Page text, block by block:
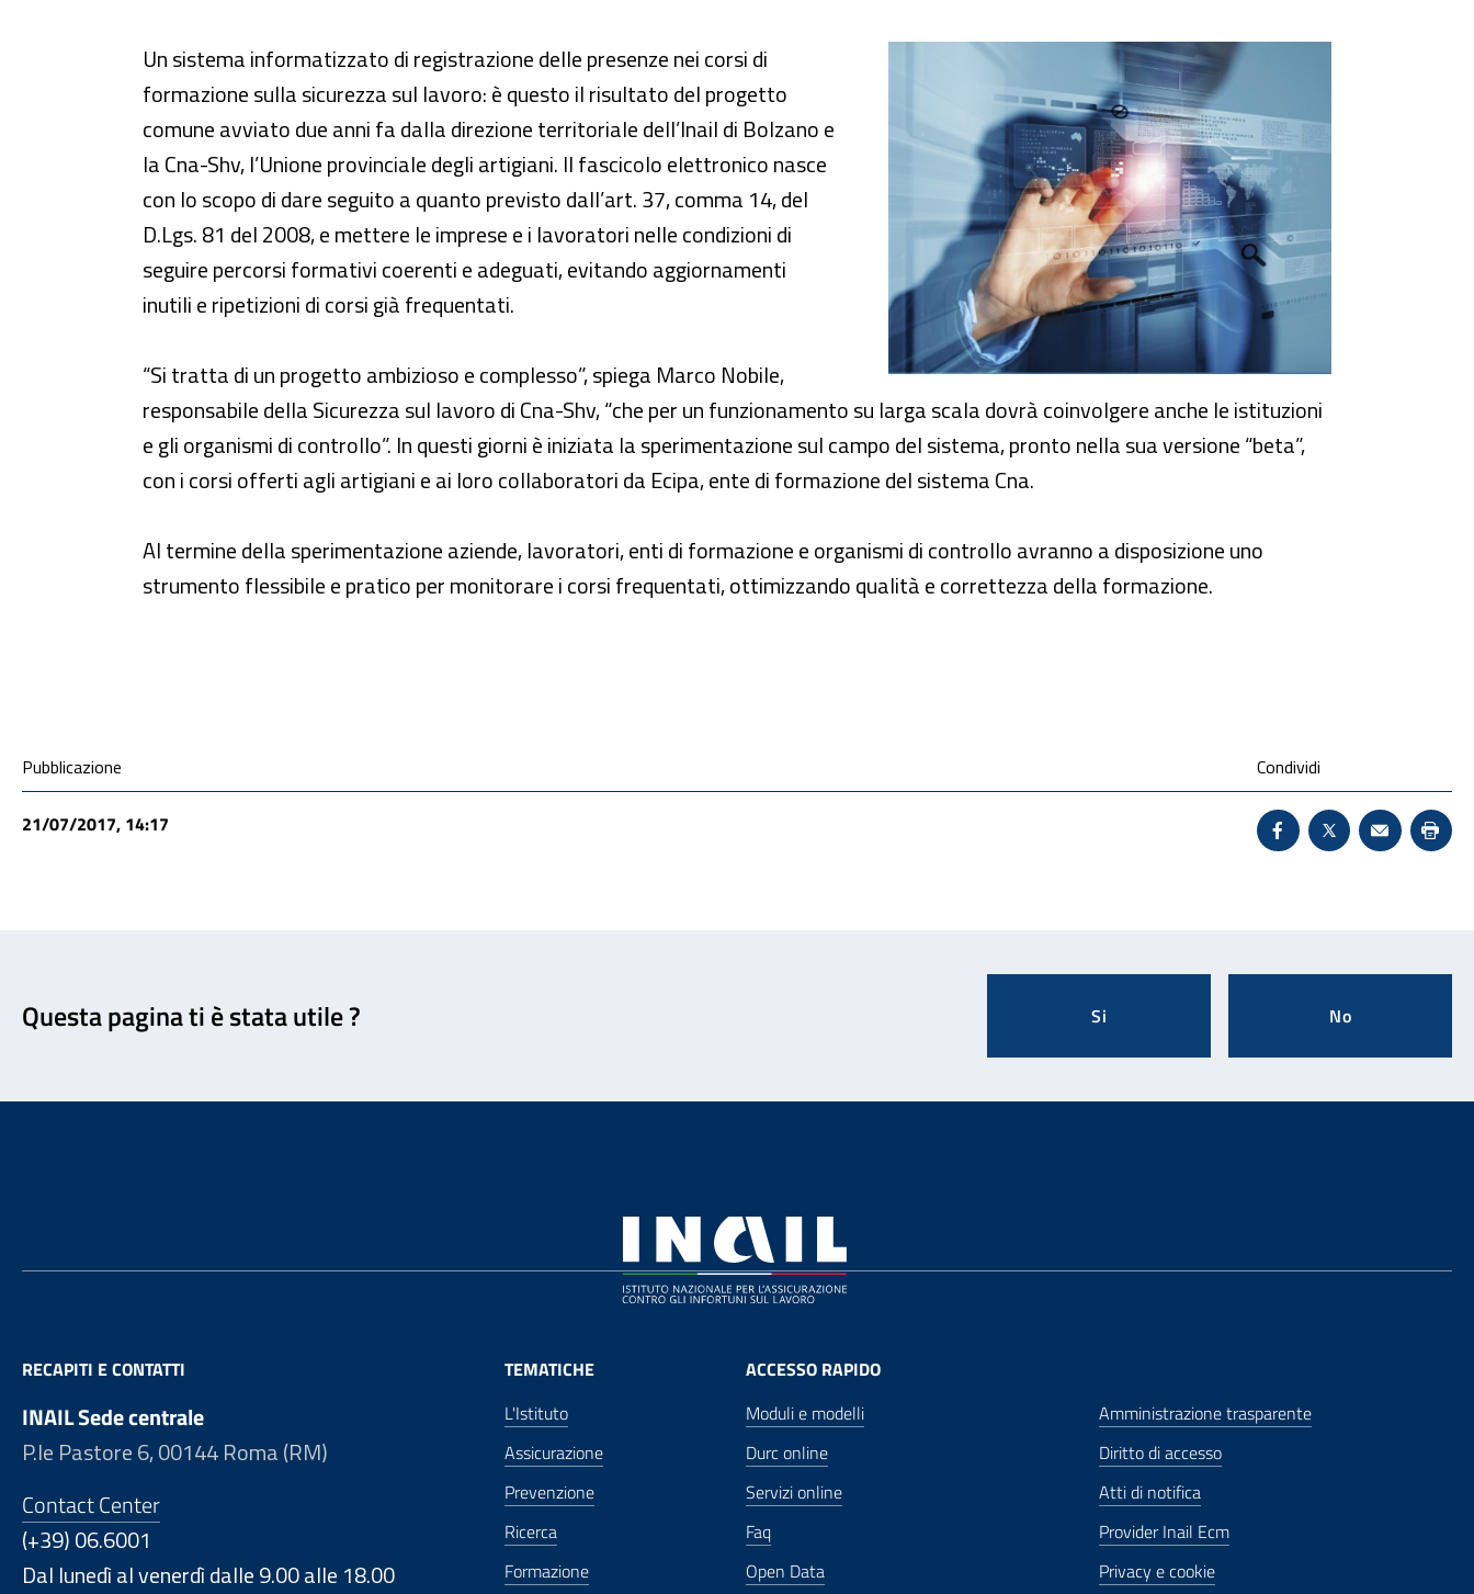
Più sicurezza sul lavoro con il fascicolo elettronico
Un sistema informatizzato di registrazione delle presenze nei corsi di
formazione sulla sicurezza sul lavoro: è questo il risultato del progetto
comune avviato due anni fa dalla direzione territoriale dell’Inail di Bolzano e
la Cna-Shv, l’Unione provinciale degli artigiani. Il fascicolo elettronico nasce
con lo scopo di dare seguito a quanto previsto dall’art. 37, comma 14, del
D.Lgs. 81 del 2008, e mettere le imprese e i lavoratori nelle condizioni di
seguire percorsi formativi coerenti e adeguati, evitando aggiornamenti
inutili e ripetizioni di corsi già frequentati.
“Si tratta di un progetto ambizioso e complesso”, spiega Marco Nobile,
responsabile della Sicurezza sul lavoro di Cna-Shv, “che per un funzionamento su larga scala dovrà coinvolgere anche le istituzioni
e gli organismi di controllo”. In questi giorni è iniziata la sperimentazione sul campo del sistema, pronto nella sua versione “beta”,
con i corsi offerti agli artigiani e ai loro collaboratori da Ecipa, ente di formazione del sistema Cna.
Al termine della sperimentazione aziende, lavoratori, enti di formazione e organismi di controllo avranno a disposizione uno
strumento flessibile e pratico per monitorare i corsi frequentati, ottimizzando qualità e correttezza della formazione.
Condivisione social
Pubblicazione
21/07/2017, 14:17
Condividi
Condividi su
X - Sito esterno
Invio Mail:
Questa pagina ti è stata utile ?
Si No
RECAPITI E CONTATTI
INAIL Sede centrale
P.le Pastore 6, 00144 Roma (RM)
Contact Center
(+39) 06.6001
Dal lunedì al venerdì dalle 9.00 alle 18.00
TEMATICHE
L'Istituto
Assicurazione
Prevenzione
Ricerca
Formazione
ACCESSO RAPIDO
Moduli e modelli
Durc online
Servizi online
Faq
Open Data
Amministrazione trasparente
Diritto di accesso
Atti di notifica
Provider Inail Ecm
Privacy e cookie